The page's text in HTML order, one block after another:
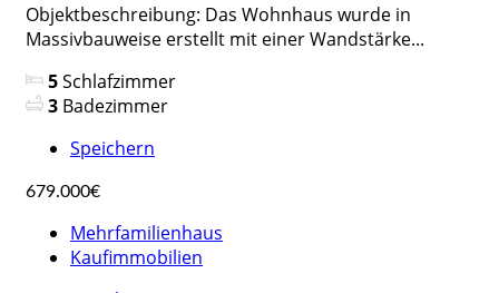
Objektbeschreibung: Das Wohnhaus wurde in
Massivbauweise erstellt mit einer Wandstärke...
5Schlafzimmer
3 Badezimmer
Speichern
679.000€
Mehrfamilienhaus
Kaufimmobilien